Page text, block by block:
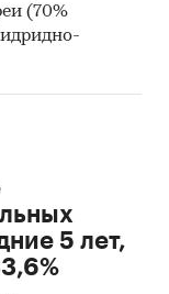
(70%
5 лет,